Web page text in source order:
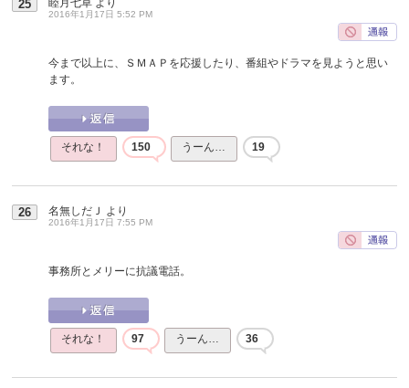
25
2016年1月17日 5:52 PM
今まで以上に、ＳＭＡＰを応援したり、番組やドラマを見ようと思い
ます。
それな！ 150 うーん… 19
26 名無しだＪ より
2016年1月17日 7:55 PM
事務所とメリーに抗議電話。
それな！ 97 うーん… 36